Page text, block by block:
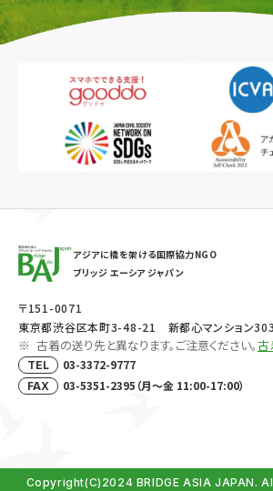
アジアに橋を架ける国際協力NGO
ブリッジ エーシア ジャパン
〒151-0071
東京都渋谷区本町3-48-21 新都心マンション
古着の送り先と異なります。ご注意ください。古
TEL 03-3372-9777
FAX 03-5351-2395（月～金 11:00-17:00）
Copyright(C)2024 BRIDGE ASIA JAPAN.